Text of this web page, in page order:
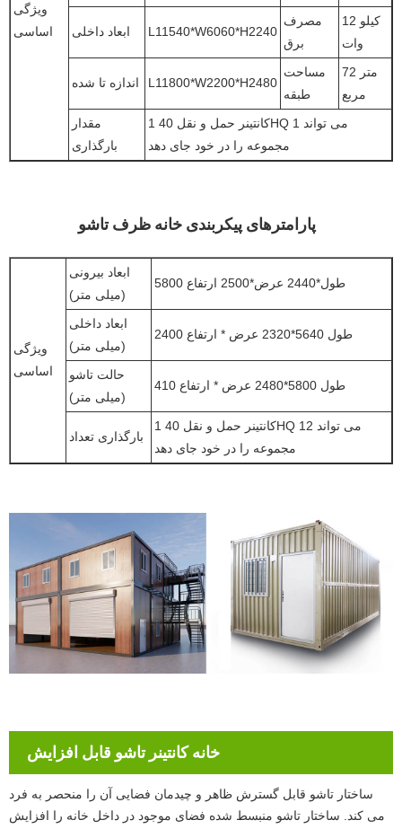
ویژگی
اساسی
ابعاد داخلی L11540*W6060*H2240
مصرف
برق
12 کیلو
وات
اندازه تا شده L11800*W2200*H2480
مساحت
طبقه
72 متر
مربع
مقدار
بارگذاری
1 کانتینر حمل و نقل 40HQ می تواند 1
مجموعه را در خود جای دهد
پارامترهای پیکربندی خانه ظرف تاشو
ویژگی
اساسی
ابعاد بیرونی
(میلی متر)
5800 طول*2440 عرض*2500 ارتفاع
ابعاد داخلی
(میلی متر)
طول 5640*2320 عرض * ارتفاع 2400
حالت تاشو
(میلی متر)
طول 5800*2480 عرض * ارتفاع 410
بارگذاری تعداد
1 کانتینر حمل و نقل 40HQ می تواند 12
مجموعه را در خود جای دهد
خانه کانتینر تاشو قابل افزایش
ساختار تاشو قابل گسترش ظاهر و چیدمان فضایی آن را منحصر به فرد
می کند. ساختار تاشو منبسط شده فضای موجود در داخل خانه را افزایش